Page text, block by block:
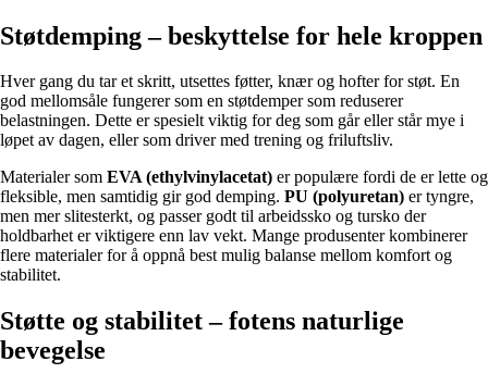
Støtdemping – beskyttelse for hele kroppen
Hver gang du tar et skritt, utsettes føtter, knær og hofter for støt. En
god mellomsåle fungerer som en støtdemper som reduserer
belastningen. Dette er spesielt viktig for deg som går eller står mye i
løpet av dagen, eller som driver med trening og friluftsliv.
Materialer som EVA (ethylvinylacetat) er populære fordi de er lette og
fleksible, men samtidig gir god demping. PU (polyuretan) er tyngre,
men mer slitesterkt, og passer godt til arbeidssko og tursko der
holdbarhet er viktigere enn lav vekt. Mange produsenter kombinerer
flere materialer for å oppnå best mulig balanse mellom komfort og
stabilitet.
Støtte og stabilitet – fotens naturlige
bevegelse